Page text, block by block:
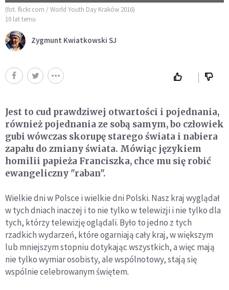
(fot. flickr.com / World Youth Day Kraków 2016)
10 lat temu
Zygmunt Kwiatkowski SJ
Jest to cud prawdziwej otwartości i pojednania,
również pojednania ze sobą samym, bo człowiek
gubi wówczas skorupę starego świata i nabiera
zapału do zmiany świata. Mówiąc językiem
homilii papieża Franciszka, chce mu się robić
ewangeliczny "raban".
Wielkie dni w Polsce i wielkie dni Polski. Nasz kraj wyglądał
w tych dniach inaczej i to nie tylko w telewizji i nie tylko dla
tych, którzy telewizję oglądali. Było to jedno z tych
rzadkich wydarzeń, które ogarniają cały kraj, w większym
lub mniejszym stopniu dotykając wszystkich, a więc mają
nie tylko wymiar osobisty, ale wspólnotowy, stają się
wspólnie celebrowanym świętem.